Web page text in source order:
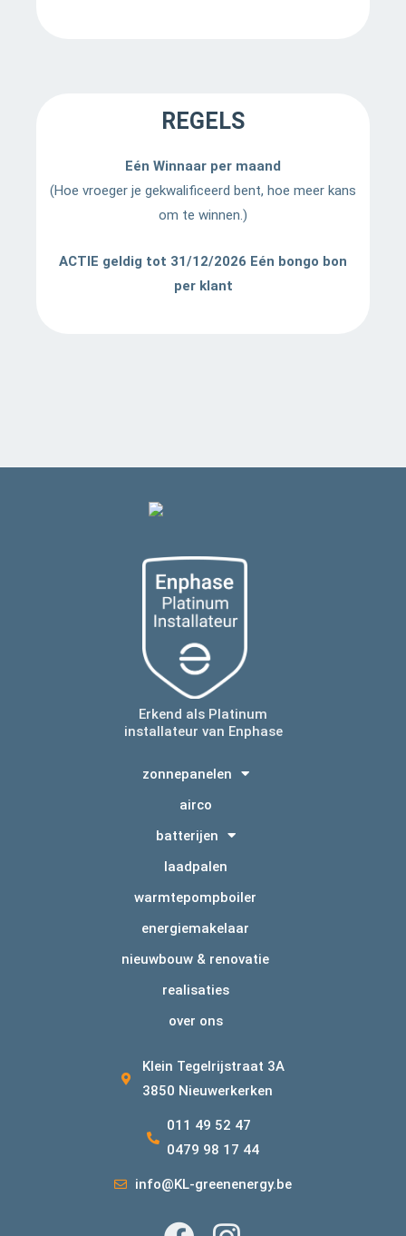
REGELS
Eén Winnaar per maand
(Hoe vroeger je gekwalificeerd bent, hoe meer kans
om te winnen.)
ACTIE geldig tot 31/12/2026 Eén bongo bon
per klant
Erkend als Platinum
installateur van Enphase
zonnepanelen
airco
batterijen
laadpalen
warmtepompboiler
energiemakelaar
nieuwbouw & renovatie
realisaties
over ons
Klein Tegelrijstraat 3A
3850 Nieuwerkerken
011 49 52 47
0479 98 17 44
info@KL-greenenergy.be